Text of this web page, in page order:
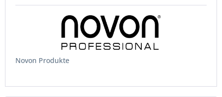
Novon Produkte